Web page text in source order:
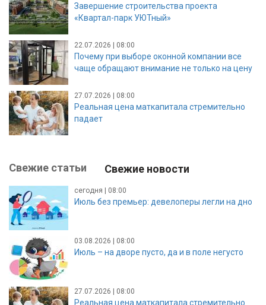
Завершение строительства проекта
«Квартал-парк УЮТный»
22.07.2026 | 08:00
Почему при выборе оконной компании все
чаще обращают внимание не только на цену
27.07.2026 | 08:00
Реальная цена маткапитала стремительно
падает
Свежие статьи Свежие новости
сегодня | 08:00
Июль без премьер: девелоперы легли на дно
03.08.2026 | 08:00
Июль – на дворе пусто, да и в поле негусто
27.07.2026 | 08:00
Реальная цена маткапитала стремительно